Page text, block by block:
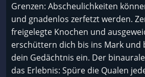
Grenzen: Abscheulichkeiten
und gnadenlos zerfetzt werden.
freigelegte Knochen und
erschüttern dich bis ins Mark und
dein Gedächtnis ein. Der
das Erlebnis: Spüre die Qualen